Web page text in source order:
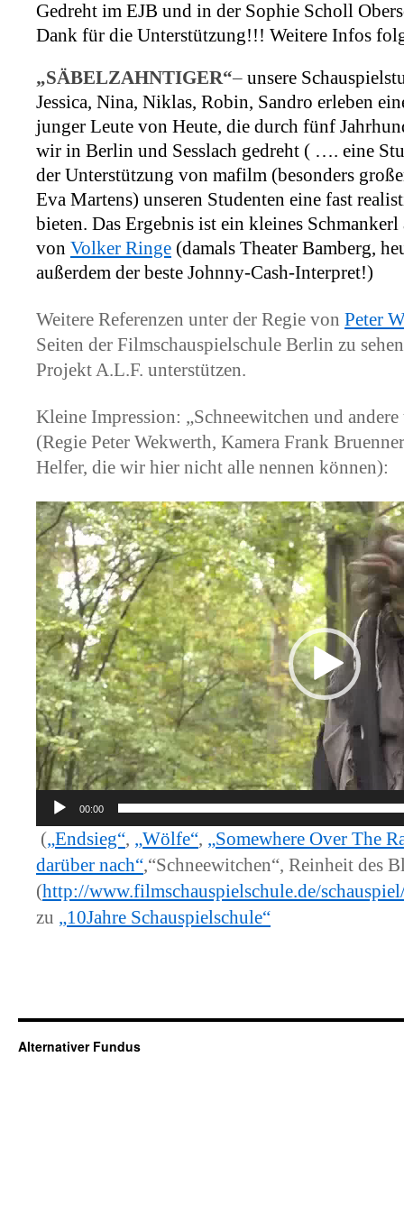
Gedreht im EJB und in der Sophie Scholl
Dank für die Unterstützung!!! Weitere Infos
„SÄBELZAHNTIGER“– unsere
Jessica, Nina, Niklas, Robin, Sandro erleben
junger Leute von Heute, die durch fünf
wir in Berlin und Sesslach gedreht ( …. eine
der Unterstützung von mafilm (besonders
Eva Martens) unseren Studenten eine fast
bieten. Das Ergebnis ist ein kleines
von Volker Ringe (damals Theater Bamberg,
außerdem der beste Johnny-Cash-Interpret!)
Weitere Referenzen unter der Regie von Peter
Seiten der Filmschauspielschule Berlin zu
Projekt A.L.F. unterstützen.
Kleine Impression: „Schneewitchen und
(Regie Peter Wekwerth, Kamera Frank
Helfer, die wir hier nicht alle nennen können):
Video-
Player
00:00
(„Endsieg“, „Wölfe“, „Somewhere Over The
darüber nach“,“Schneewitchen“, Reinheit des
(http://www.filmschauspielschule.de/
zu „10Jahre Schauspielschule“
Alternativer Fundus